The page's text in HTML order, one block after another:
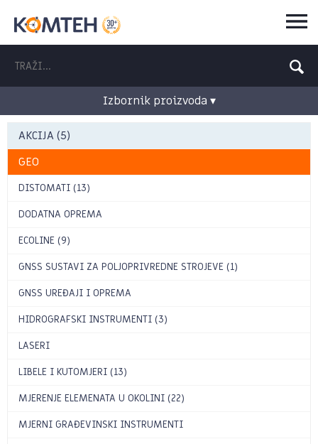
Izbornik proizvoda ▾
AKCIJA (5)
GEO
DISTOMATI (13)
DODATNA OPREMA
ECOLINE (9)
GNSS SUSTAVI ZA POLJOPRIVREDNE STROJEVE (1)
GNSS UREĐAJI I OPREMA
HIDROGRAFSKI INSTRUMENTI (3)
LASERI
LIBELE I KUTOMJERI (13)
MJERENJE ELEMENATA U OKOLINI (22)
MJERNI GRAĐEVINSKI INSTRUMENTI